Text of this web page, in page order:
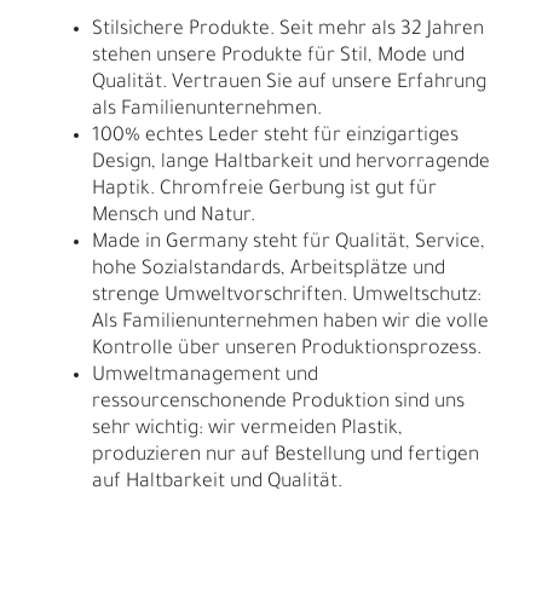
Stilsichere Produkte. Seit mehr als 32 Jahren
stehen unsere Produkte für Stil, Mode und
Qualität. Vertrauen Sie auf unsere Erfahrung
als Familienunternehmen.
100% echtes Leder steht für einzigartiges
Design, lange Haltbarkeit und hervorragende
Haptik. Chromfreie Gerbung ist gut für
Mensch und Natur.
Made in Germany steht für Qualität, Service,
hohe Sozialstandards, Arbeitsplätze und
strenge Umweltvorschriften. Umweltschutz:
Als Familienunternehmen haben wir die volle
Kontrolle über unseren Produktionsprozess.
Umweltmanagement und
ressourcenschonende Produktion sind uns
sehr wichtig: wir vermeiden Plastik,
produzieren nur auf Bestellung und fertigen
auf Haltbarkeit und Qualität.